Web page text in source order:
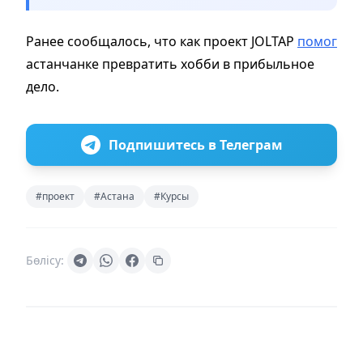
Ранее сообщалось, что как проект JOLTAP помог
астанчанке превратить хобби в прибыльное
дело.
Подпишитесь в Телеграм
#проект #Астана #Курсы
Бөлісу: